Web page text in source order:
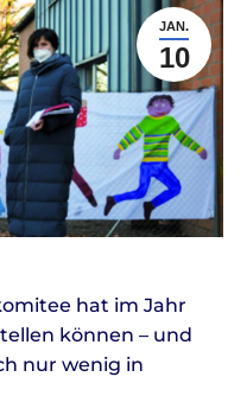
JAN.
10
hat im Jahr
können – und
nur wenig in